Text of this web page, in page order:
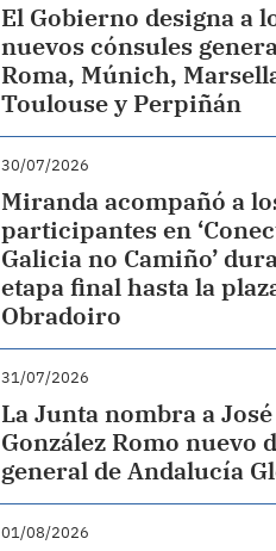
El Gobierno designa a
nuevos cónsules
Roma, Múnich,
Toulouse y Perpiñán
30/07/2026
Miranda acompañó a
participantes en
Galicia no Camiño’
etapa final hasta la
Obradoiro
31/07/2026
La Junta nombra a
González Romo nuevo
general de Andalucía
01/08/2026